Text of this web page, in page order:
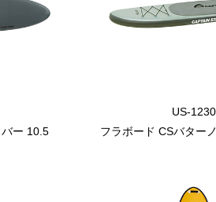
ー 10.5
US-1230
フラボード CSバター